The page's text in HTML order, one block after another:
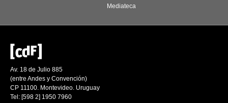
Mediateca
Av. 18 de Julio 885
(entre Andes y Convención)
CP 11100. Montevideo. Uruguay
Tel: [598 2] 1950 7960